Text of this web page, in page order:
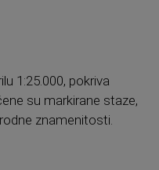
1:25.000, pokriva
su markirane staze,
znamenitosti.